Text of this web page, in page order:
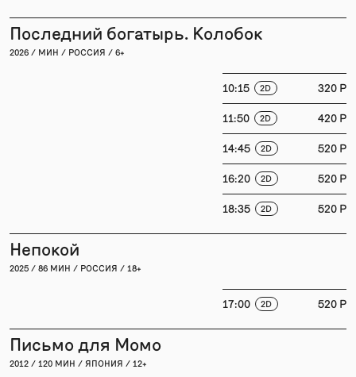
Последний богатырь. Колобок
2026 / МИН / РОССИЯ / 6+
10:15 2D 320 P
11:50 2D 420 P
14:45 2D 520 P
16:20 2D 520 P
18:35 2D 520 P
Непокой
2025 / 86 МИН / РОССИЯ / 18+
17:00 2D 520 P
Письмо для Момо
2012 / 120 МИН / ЯПОНИЯ / 12+